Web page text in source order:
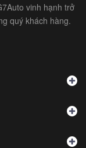
vinh hạnh trở
quý khách hàng.